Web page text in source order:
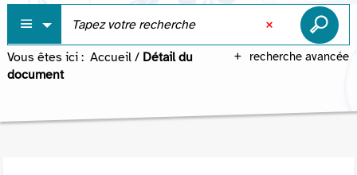
recherche avancée
Vous êtes ici : Accueil / Détail du
document